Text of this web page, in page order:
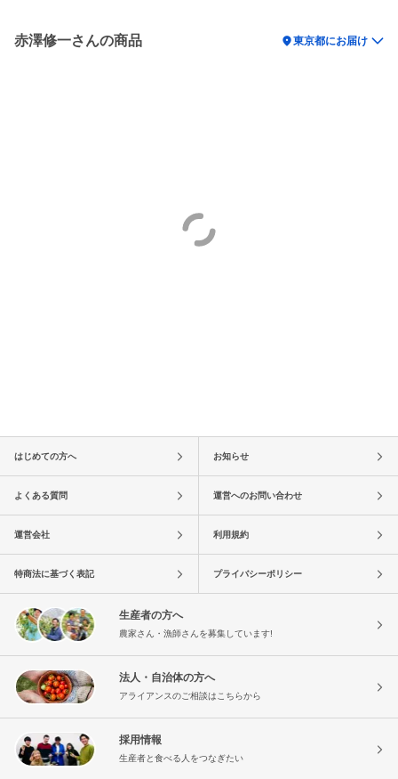
赤澤修一さんの商品 location_on東京都にお届け
はじめての方へ お知らせ
よくある質問 運営へのお問い合わせ
運営会社 利用規約
特商法に基づく表記 プライバシーポリシー
生産者の方へ
農家さん・漁師さんを募集しています!
法人・自治体の方へ
アライアンスのご相談はこちらから
採用情報
生産者と食べる人をつなぎたい